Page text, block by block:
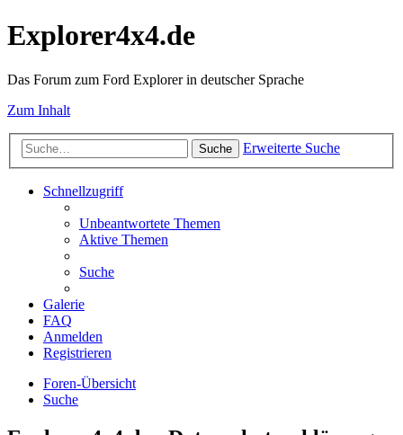
Explorer4x4.de
Das Forum zum Ford Explorer in deutscher Sprache
Zum Inhalt
Suche Erweiterte Suche
Schnellzugriff
Unbeantwortete Themen
Aktive Themen
Suche
Galerie
FAQ
Anmelden
Registrieren
Foren-Übersicht
Suche